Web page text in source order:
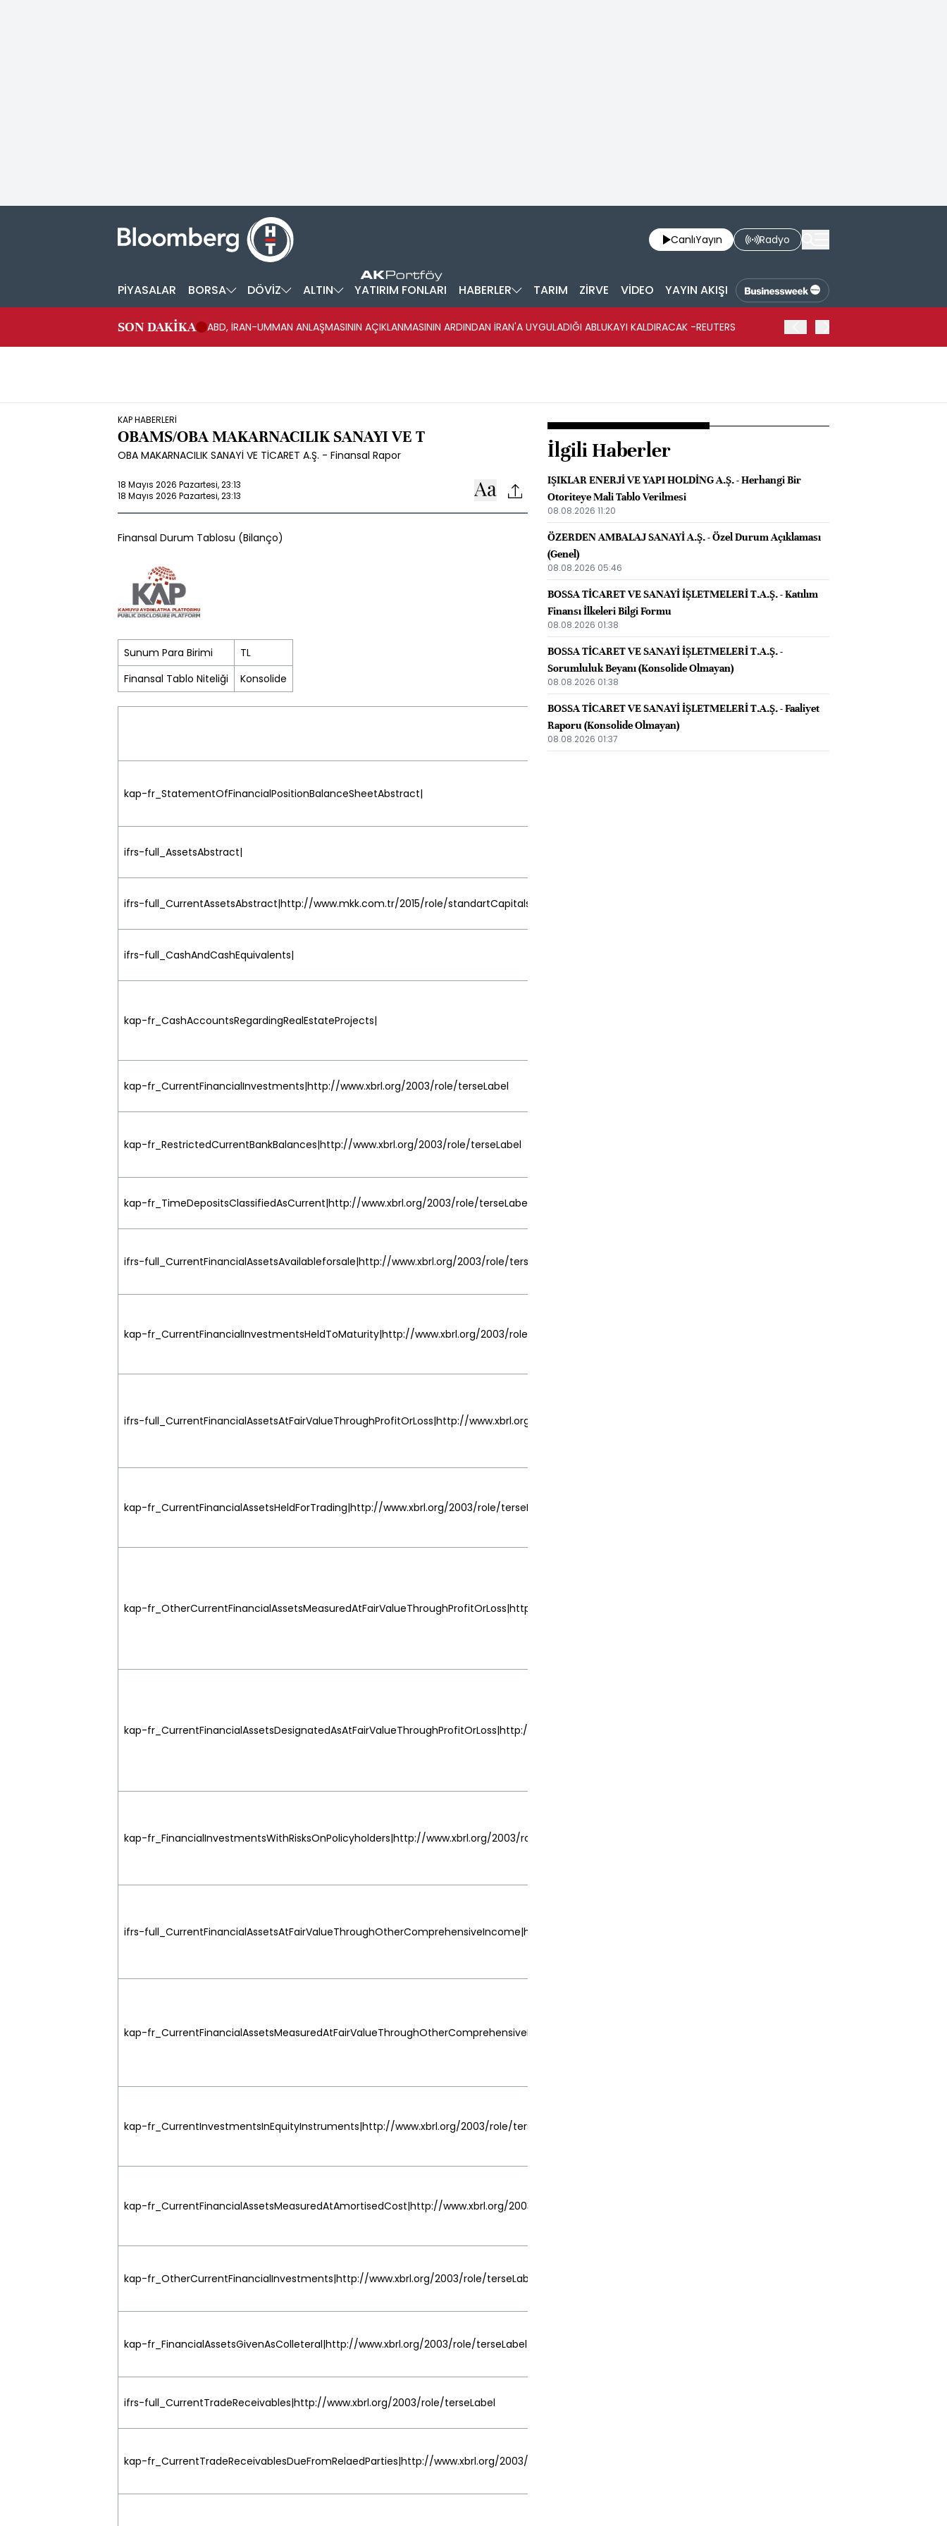
CanlıYayın Radyo
PİYASALAR BORSA DÖVİZ ALTIN YATIRIM FONLARI HABERLER TARIM ZİRVE VİDEO YAYIN AKIŞI
SON DAKİKA ABD, İRAN-UMMAN ANLAŞMASININ AÇIKLANMASININ ARDINDAN İRAN'A UYGULADIĞI ABLUKAYI KALDIRACAK -REUTERS
KAP HABERLERİ
OBAMS/OBA MAKARNACILIK SANAYI VE T
OBA MAKARNACILIK SANAYİ VE TİCARET A.Ş. - Finansal Rapor
18 Mayıs 2026 Pazartesi, 23:13
18 Mayıs 2026 Pazartesi, 23:13
Finansal Durum Tablosu (Bilanço)
Sunum Para Birimi
TL
Finansal Tablo Niteliği
Konsolide
kap-fr_StatementOfFinancialPositionBalanceSheetAbstract|
ifrs-full_AssetsAbstract|
ifrs-full_CurrentAssetsAbstract|http://www.mkk.com.tr/2015/role/standartCapitalsLabel
ifrs-full_CashAndCashEquivalents|
kap-fr_CashAccountsRegardingRealEstateProjects|
kap-fr_CurrentFinancialInvestments|http://www.xbrl.org/2003/role/terseLabel
kap-fr_RestrictedCurrentBankBalances|http://www.xbrl.org/2003/role/terseLabel
kap-fr_TimeDepositsClassifiedAsCurrent|http://www.xbrl.org/2003/role/terseLabel
ifrs-full_CurrentFinancialAssetsAvailableforsale|http://www.xbrl.org/2003/role/terseLabel
kap-fr_CurrentFinancialInvestmentsHeldToMaturity|http://www.xbrl.org/2003/role/terseLabel
ifrs-full_CurrentFinancialAssetsAtFairValueThroughProfitOrLoss|http://www.xbrl.org/2003/role/terseLabel
kap-fr_CurrentFinancialAssetsHeldForTrading|http://www.xbrl.org/2003/role/terseLabel
kap-fr_OtherCurrentFinancialAssetsMeasuredAtFairValueThroughProfitOrLoss|http://www.xbrl.org/2003/role/terseLabel
kap-fr_CurrentFinancialAssetsDesignatedAsAtFairValueThroughProfitOrLoss|http://www.xbrl.org/2003/role/terseLabel
kap-fr_FinancialInvestmentsWithRisksOnPolicyholders|http://www.xbrl.org/2003/role/terseLabel
ifrs-full_CurrentFinancialAssetsAtFairValueThroughOtherComprehensiveIncome|http://www.xbrl.org/2003/role/terseLabel
kap-fr_CurrentFinancialAssetsMeasuredAtFairValueThroughOtherComprehensiveIncome|http://www.xbrl.org/2003/role/terseLabel
kap-fr_CurrentInvestmentsInEquityInstruments|http://www.xbrl.org/2003/role/terseLabel
kap-fr_CurrentFinancialAssetsMeasuredAtAmortisedCost|http://www.xbrl.org/2003/role/terseLabel
kap-fr_OtherCurrentFinancialInvestments|http://www.xbrl.org/2003/role/terseLabel
kap-fr_FinancialAssetsGivenAsColleteral|http://www.xbrl.org/2003/role/terseLabel
ifrs-full_CurrentTradeReceivables|http://www.xbrl.org/2003/role/terseLabel
kap-fr_CurrentTradeReceivablesDueFromRelaedParties|http://www.xbrl.org/2003/role/terseLabel
İlgili Haberler
IŞIKLAR ENERJİ VE YAPI HOLDİNG A.Ş. - Herhangi Bir
Otoriteye Mali Tablo Verilmesi
08.08.2026 11:20
ÖZERDEN AMBALAJ SANAYİ A.Ş. - Özel Durum Açıklaması
(Genel)
08.08.2026 05:46
BOSSA TİCARET VE SANAYİ İŞLETMELERİ T.A.Ş. - Katılım
Finansı İlkeleri Bilgi Formu
08.08.2026 01:38
BOSSA TİCARET VE SANAYİ İŞLETMELERİ T.A.Ş. -
Sorumluluk Beyanı (Konsolide Olmayan)
08.08.2026 01:38
BOSSA TİCARET VE SANAYİ İŞLETMELERİ T.A.Ş. - Faaliyet
Raporu (Konsolide Olmayan)
08.08.2026 01:37